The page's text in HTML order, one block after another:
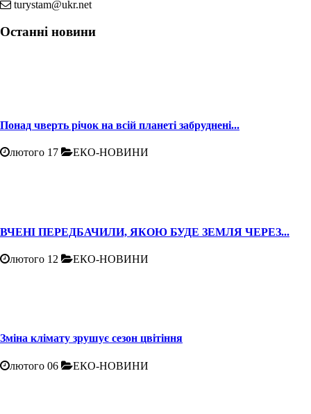
turystam@ukr.net
Останні новини
Понад чверть річок на всій планеті забруднені...
лютого 17 ЕКО-НОВИНИ
ВЧЕНІ ПЕРЕДБАЧИЛИ, ЯКОЮ БУДЕ ЗЕМЛЯ ЧЕРЕЗ...
лютого 12 ЕКО-НОВИНИ
Зміна клімату зрушує сезон цвітіння
лютого 06 ЕКО-НОВИНИ